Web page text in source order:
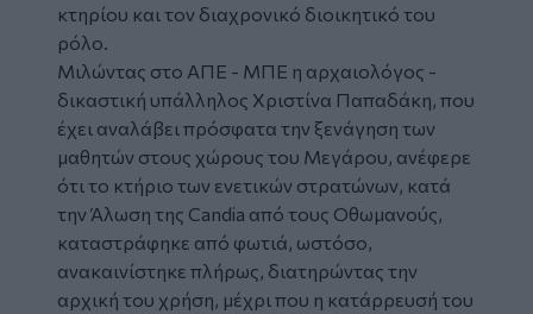
κτηρίου και τον διαχρονικό διοικητικό του
ρόλο.
Μιλώντας στο ΑΠΕ - ΜΠΕ η αρχαιολόγος -
δικαστική υπάλληλος Χριστίνα Παπαδάκη, που
έχει αναλάβει πρόσφατα την ξενάγηση των
μαθητών στους χώρους του Μεγάρου, ανέφερε
ότι το κτήριο των ενετικών στρατώνων, κατά
την Άλωση της Candia από τους Οθωμανούς,
καταστράφηκε από φωτιά, ωστόσο,
ανακαινίστηκε πλήρως, διατηρώντας την
αρχική του χρήση, μέχρι που η κατάρρευσή του